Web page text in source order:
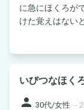
に急にほくろが
けた覚えはないと
いびつなほく
person 30代/女性 -